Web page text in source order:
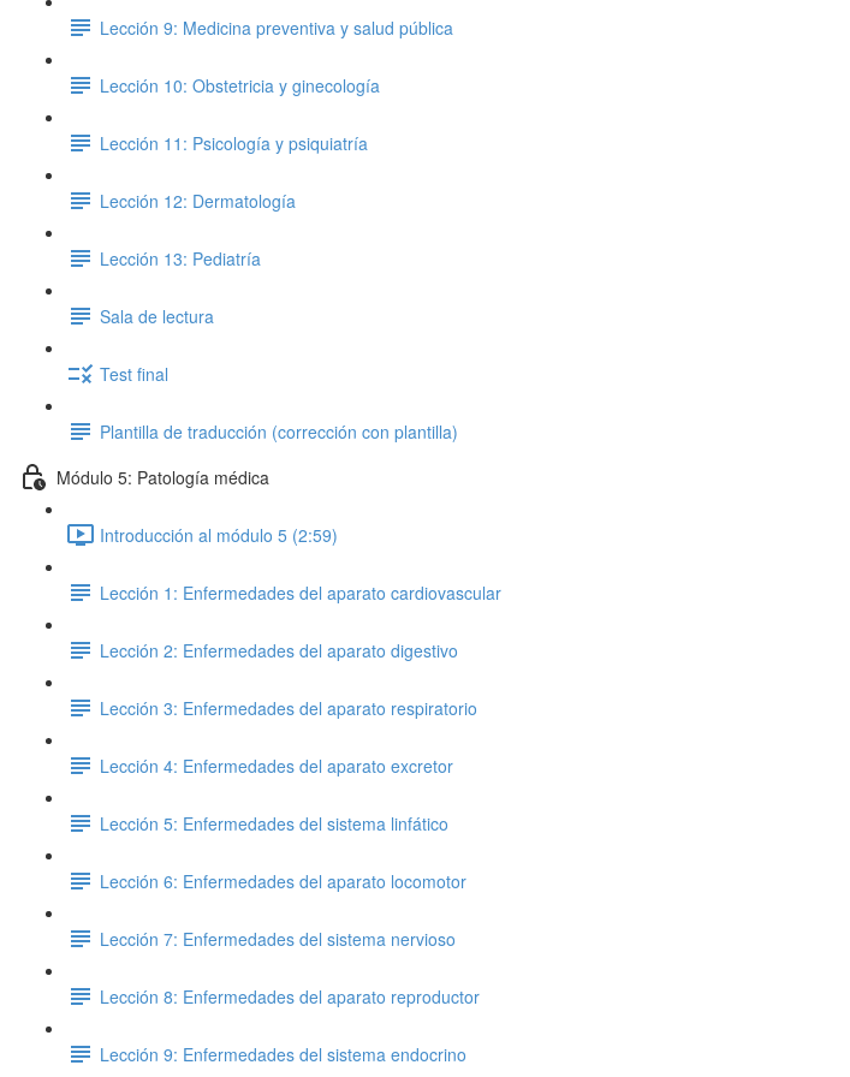
Lección 9: Medicina preventiva y salud pública
Lección 10: Obstetricia y ginecología
Lección 11: Psicología y psiquiatría
Lección 12: Dermatología
Lección 13: Pediatría
Sala de lectura
Test final
Plantilla de traducción (corrección con plantilla)
Módulo 5: Patología médica
Introducción al módulo 5 (2:59)
Lección 1: Enfermedades del aparato cardiovascular
Lección 2: Enfermedades del aparato digestivo
Lección 3: Enfermedades del aparato respiratorio
Lección 4: Enfermedades del aparato excretor
Lección 5: Enfermedades del sistema linfático
Lección 6: Enfermedades del aparato locomotor
Lección 7: Enfermedades del sistema nervioso
Lección 8: Enfermedades del aparato reproductor
Lección 9: Enfermedades del sistema endocrino